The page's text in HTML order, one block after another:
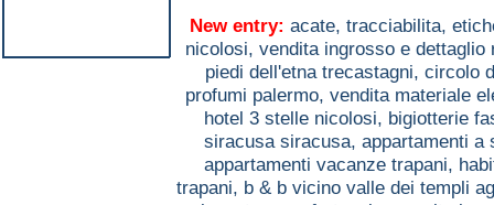
New entry: acate, tracciabilita,
nicolosi, vendita ingrosso e
piedi dell'etna trecastagni, circolo
profumi palermo, vendita materiale
hotel 3 stelle nicolosi, bigiotterie
siracusa siracusa, appartamenti
appartamenti vacanze trapani,
trapani, b & b vicino valle dei templi